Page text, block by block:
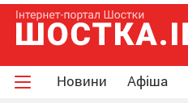
Новини Афіша